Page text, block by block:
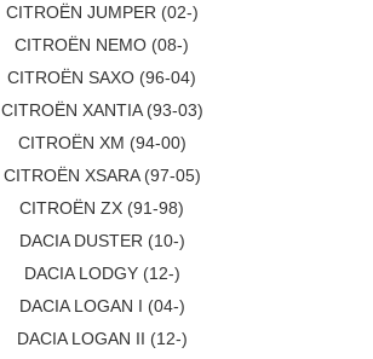
CITROËN JUMPER (02-)
CITROËN NEMO (08-)
CITROËN SAXO (96-04)
CITROËN XANTIA (93-03)
CITROËN XM (94-00)
CITROËN XSARA (97-05)
CITROËN ZX (91-98)
DACIA DUSTER (10-)
DACIA LODGY (12-)
DACIA LOGAN I (04-)
DACIA LOGAN II (12-)